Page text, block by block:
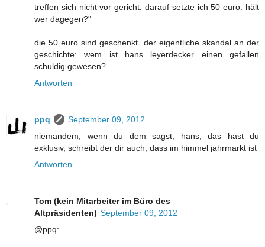
treffen sich nicht vor gericht. darauf setzte ich 50 euro. hält
wer dagegen?"
die 50 euro sind geschenkt. der eigentliche skandal an der
geschichte: wem ist hans leyerdecker einen gefallen
schuldig gewesen?
Antworten
ppq
September 09, 2012
niemandem, wenn du dem sagst, hans, das hast du
exklusiv, schreibt der dir auch, dass im himmel jahrmarkt ist
Antworten
Tom (kein Mitarbeiter im Büro des
Altpräsidenten) September 09, 2012
@ppq: